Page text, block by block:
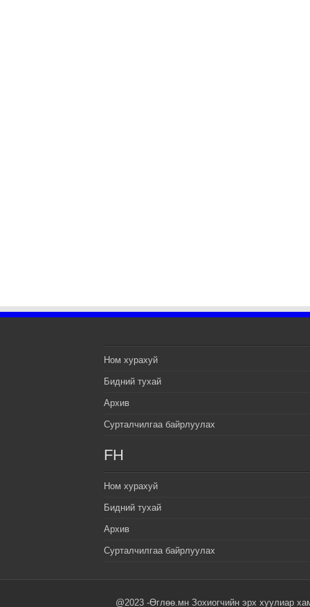
Ном хурахуй
Бидний тухай
Архив
Сурталчилгаа байрлуулах
FH
Ном хурахуй
Бидний тухай
Архив
Сурталчилгаа байрлуулах
@2023 -Өглөө.мн Зохиогчийн эрх хуулиар